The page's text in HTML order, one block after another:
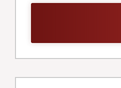
チ
外
こ